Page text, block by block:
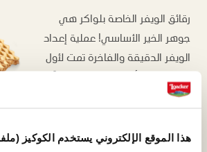
هذا الموقع الإلكتروني يستخدم الكوكيز
رقائق الويفر الخاصة بلواكر هي
جوهر الخير الأساسي! عملية إعداد
الويفر الدقيقة والفاخرة تمت لأول
مرة على يد ألفونس لواكر ولاحقًا
قام بها ابنه أرمين، الذي حافظ على